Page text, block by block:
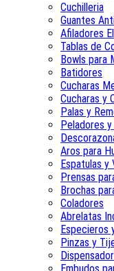
Cuchilleria
Guantes
Afiladores
Tablas de
Bowls para
Batidores
Cucharas
Cucharas y
Palas y
Peladores
Aros para
Espatulas y
Prensas
Brochas
Coladores
Abrelatas
Especieros
Pinzas y